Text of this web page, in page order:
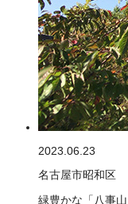
2023.06.23
名古屋市昭和区
緑豊かな「八事